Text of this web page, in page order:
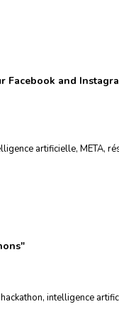
Facebook and
artificielle, META,
"
hackathon, intelligence